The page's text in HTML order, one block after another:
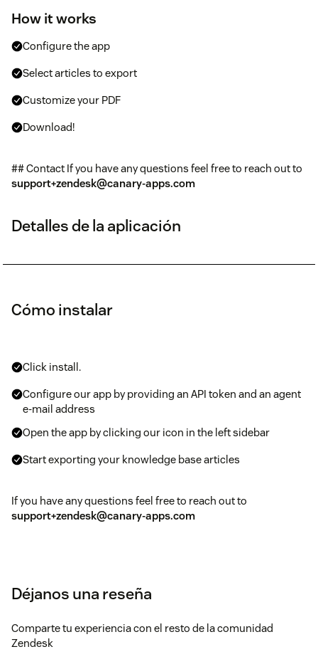
How it works
Configure the app
Select articles to export
Customize your PDF
Download!
## Contact If you have any questions feel free to reach out to
support+zendesk@canary-apps.com
Detalles de la aplicación
Cómo instalar
Click install.
Configure our app by providing an API token and an agent
e-mail address
Open the app by clicking our icon in the left sidebar
Start exporting your knowledge base articles
If you have any questions feel free to reach out to
support+zendesk@canary-apps.com
Déjanos una reseña
Comparte tu experiencia con el resto de la comunidad
Zendesk